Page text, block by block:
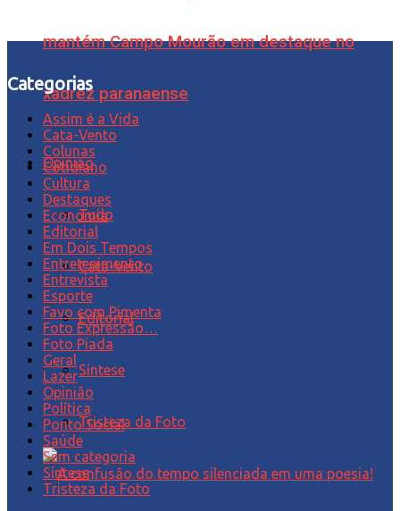
mantém Campo Mourão em destaque no
xadrez paranaense
Opinião
Tudo
Cata-Vento
Editorial
Síntese
Tristeza da Foto
Categorias
Assim é a Vida
Cata-Vento
Colunas
Cotidiano
Cultura
Destaques
Economia
Editorial
Em Dois Tempos
Entretenimento
Entrevista
Esporte
Favo com Pimenta
Foto Expressão…
Foto Piada
Geral
Lazer
Opinião
Política
Ponto Social
Saúde
Sem categoria
Síntese
Tristeza da Foto